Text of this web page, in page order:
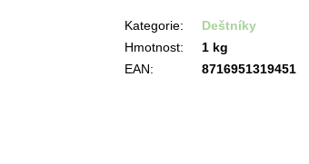
Kategorie:
Deštníky
Hmotnost:
1 kg
EAN: 8716951319451